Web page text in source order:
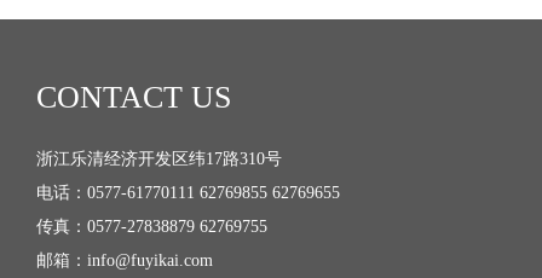
CONTACT US
浙江乐清经济开发区纬17路310号
电话：0577-61770111 62769855 62769655
传真：0577-27838879 62769755
邮箱：info@fuyikai.com